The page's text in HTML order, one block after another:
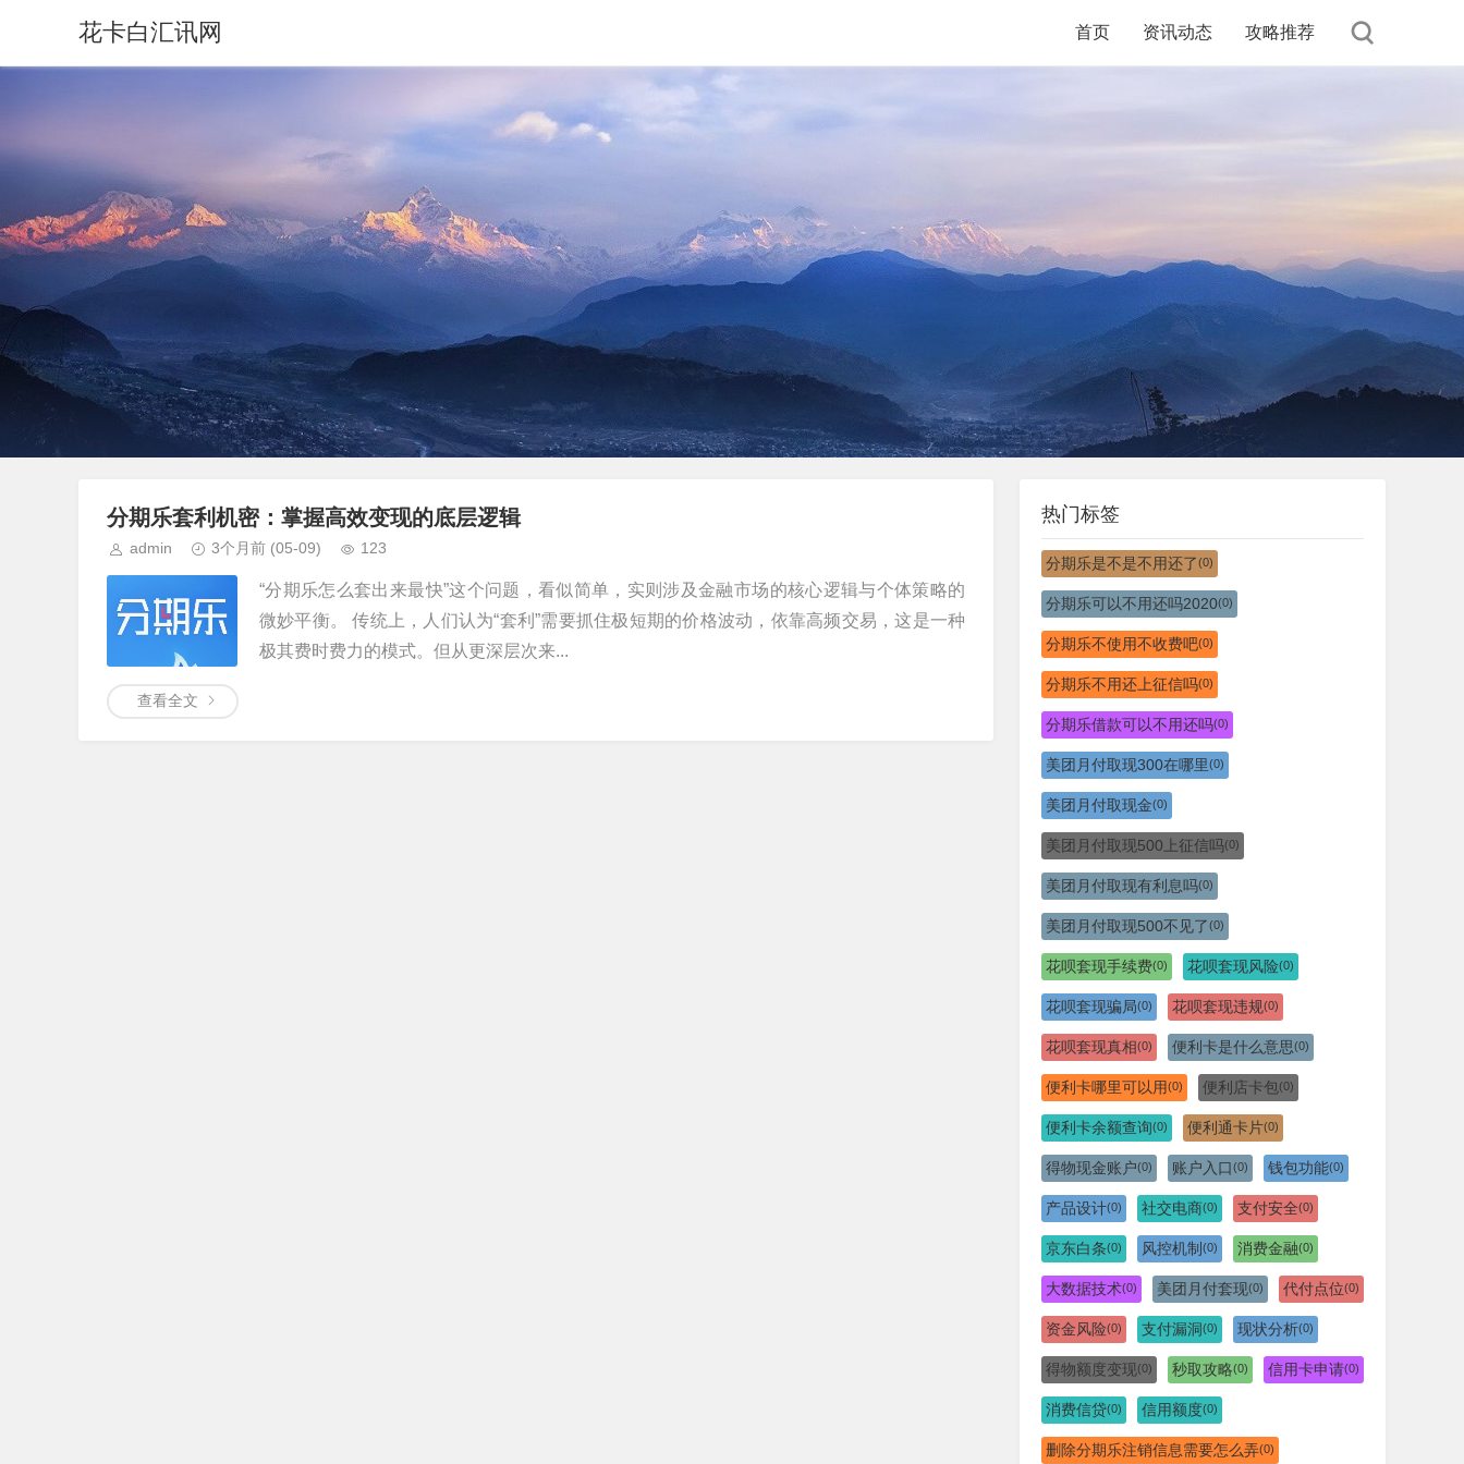
花卡白汇讯网 首页 资讯动态 攻略推荐
分期乐套利机密：掌握高效变现的底层逻辑
admin 3个月前 (05-09) 123
“分期乐怎么套出来最快”这个问题，看似简单，实则涉及金融市场的核心逻辑与个体策略的
微妙平衡。 传统上，人们认为“套利”需要抓住极短期的价格波动，依靠高频交易，这是一种
极其费时费力的模式。但从更深层次来...
查看全文
热门标签
分期乐是不是不用还了(0)
分期乐可以不用还吗2020(0)
分期乐不使用不收费吧(0)
分期乐不用还上征信吗(0)
分期乐借款可以不用还吗(0)
美团月付取现300在哪里(0)
美团月付取现金(0)
美团月付取现500上征信吗(0)
美团月付取现有利息吗(0)
美团月付取现500不见了(0)
花呗套现手续费(0) 花呗套现风险(0)
花呗套现骗局(0) 花呗套现违规(0)
花呗套现真相(0) 便利卡是什么意思(0)
便利卡哪里可以用(0) 便利店卡包 (0)
便利卡余额查询(0) 便利通卡片(0)
得物现金账户(0) 账户入口(0) 钱包功能(0)
产品设计(0) 社交电商(0) 支付安全(0)
京东白条(0) 风控机制 (0) 消费金融(0)
大数据技术(0) 美团月付套现(0) 代付点位(0)
资金风险(0) 支付漏洞(0) 现状分析(0)
得物额度变现(0) 秒取攻略(0) 信用卡申请(0)
消费信贷(0) 信用额度(0)
删除分期乐注销信息需要怎么弄(0)